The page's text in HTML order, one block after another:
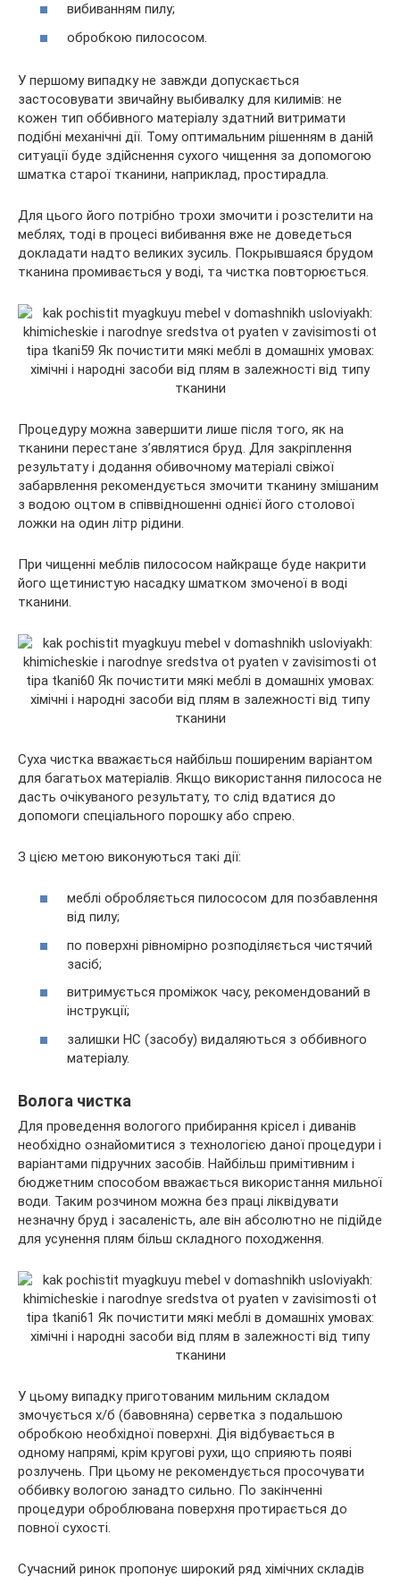
вибиванням пилу;
обробкою пилососом.
У першому випадку не завжди допускається
застосовувати звичайну выбивалку для килимів: не
кожен тип оббивного матеріалу здатний витримати
подібні механічні дії. Тому оптимальним рішенням в даній
ситуації буде здійснення сухого чищення за допомогою
шматка старої тканини, наприклад, простирадла.
Для цього його потрібно трохи змочити і розстелити на
меблях, тоді в процесі вибивання вже не доведеться
докладати надто великих зусиль. Покрывшаяся брудом
тканина промивається у воді, та чистка повторюється.
Процедуру можна завершити лише після того, як на
тканини перестане з’являтися бруд. Для закріплення
результату і додання обивочному матеріалі свіжої
забарвлення рекомендується змочити тканину змішаним
з водою оцтом в співвідношенні однієї його столової
ложки на один літр рідини.
При чищенні меблів пилососом найкраще буде накрити
його щетинистую насадку шматком змоченої в воді
тканини.
Суха чистка вважається найбільш поширеним варіантом
для багатьох матеріалів. Якщо використання пилососа не
дасть очікуваного результату, то слід вдатися до
допомоги спеціального порошку або спрею.
З цією метою виконуються такі дії:
меблі обробляється пилососом для позбавлення
від пилу;
по поверхні рівномірно розподіляється чистячий
засіб;
витримується проміжок часу, рекомендований в
інструкції;
залишки НС (засобу) видаляються з оббивного
матеріалу.
Волога чистка
Для проведення вологого прибирання крісел і диванів
необхідно ознайомитися з технологією даної процедури і
варіантами підручних засобів. Найбільш примітивним і
бюджетним способом вважається використання мильної
води. Таким розчином можна без праці ліквідувати
незначну бруд і засаленість, але він абсолютно не підійде
для усунення плям більш складного походження.
У цьому випадку приготованим мильним складом
змочується х/б (бавовняна) серветка з подальшою
обробкою необхідної поверхні. Дія відбувається в
одному напрямі, крім кругові рухи, що сприяють появі
розлучень. При цьому не рекомендується просочувати
оббивку вологою занадто сильно. По закінченні
процедури оброблювана поверхня протирається до
повної сухості.
Сучасний ринок пропонує широкий ряд хімічних складів